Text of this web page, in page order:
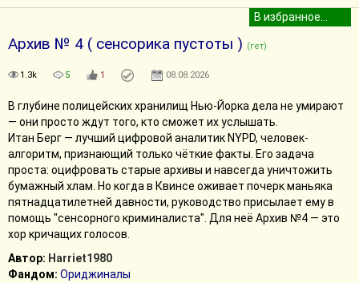
Архив № 4 ( сенсорика пустоты ) (гет)
1.3k 5 1 08.08.2026
В глубине полицейских хранилищ Нью-Йорка дела не умирают
— они просто ждут того, кто сможет их услышать.
​Итан Берг — лучший цифровой аналитик NYPD, человек-
алгоритм, признающий только чёткие факты. Его задача
проста: оцифровать старые архивы и навсегда уничтожить
бумажный хлам. Но когда в Квинсе оживает почерк маньяка
пятнадцатилетней давности, руководство присылает ему в
помощь "сенсорного криминалиста". Для неё Архив №4 — это
хор кричащих голосов.
Автор: Harriet1980
Фандом: Ориджиналы